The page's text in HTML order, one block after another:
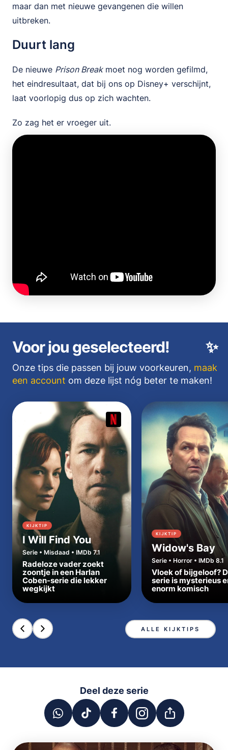
maar dan met nieuwe gevangenen die willen
uitbreken.
Duurt lang
De nieuwe Prison Breakmoet nog worden gefilmd,
het eindresultaat, dat bij ons op Disney+ verschijnt,
laat voorlopig dus op zich wachten.
Zo zag het er vroeger uit.
✨
Voor jou geselecteerd!
Onze tips die passen bij jouw voorkeuren, maak
een account om deze lijst nóg beter te maken!
KIJKTIP
I Will Find You
Serie • Misdaad • IMDb 7.1
Radeloze vader zoekt
zoontje in een Harlan
Coben-serie die lekker
wegkijkt
KIJKTIP
Widow's Bay
Serie • Horror • IMDb 8.1
Vloek of bijgeloof?
serie is mysterieus
enorm komisch
ALLE KIJKTIPS
Deel deze serie